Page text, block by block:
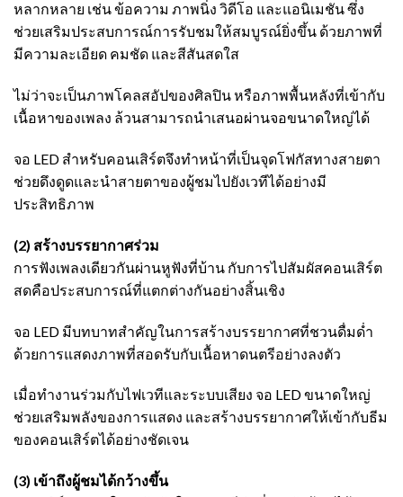
หลากหลาย เช่น ข้อความ ภาพนิ่ง วิดีโอ และแอนิเมชัน ซึ่ง
ช่วยเสริมประสบการณ์การรับชมให้สมบูรณ์ยิ่งขึ้น ด้วยภาพที่
มีความละเอียด คมชัด และสีสันสดใส
ไม่ว่าจะเป็นภาพโคลสอัปของศิลปิน หรือภาพพื้นหลังที่เข้ากับ
เนื้อหาของเพลง ล้วนสามารถนำเสนอผ่านจอขนาดใหญ่ได้
จอ LED สำหรับคอนเสิร์ตจึงทำหน้าที่เป็นจุดโฟกัสทางสายตา
ช่วยดึงดูดและนำสายตาของผู้ชมไปยังเวทีได้อย่างมี
ประสิทธิภาพ
(2) สร้างบรรยากาศร่วม
การฟังเพลงเดียวกันผ่านหูฟังที่บ้าน กับการไปสัมผัสคอนเสิร์ต
สดคือประสบการณ์ที่แตกต่างกันอย่างสิ้นเชิง
จอ LED มีบทบาทสำคัญในการสร้างบรรยากาศที่ชวนดื่มด่ำ
ด้วยการแสดงภาพที่สอดรับกับเนื้อหาดนตรีอย่างลงตัว
เมื่อทำงานร่วมกับไฟเวทีและระบบเสียง จอ LED ขนาดใหญ่
ช่วยเสริมพลังของการแสดง และสร้างบรรยากาศให้เข้ากับธีม
ของคอนเสิร์ตได้อย่างชัดเจน
(3) เข้าถึงผู้ชมได้กว้างขึ้น